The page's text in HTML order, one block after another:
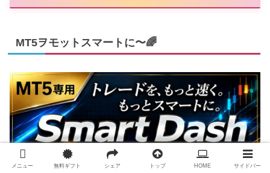
MT5ヲモットスマートに〜🌈
メニュー 無料ギフト シェア トップ HOME サイドバー